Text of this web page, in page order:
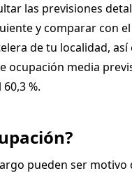
las previsiones
y comparar con
de tu localidad,
ocupación media
%.
pueden ser motivo